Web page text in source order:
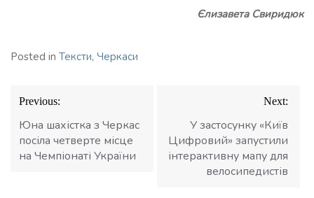
Єлизавета Свиридюк
Posted in Тексти, Черкаси
Навігація
записів
Previous:
Юна шахістка з Черкас
посіла четверте місце
на Чемпіонаті України
Next:
У застосунку «Київ
Цифровий» запустили
інтерактивну мапу для
велосипедистів